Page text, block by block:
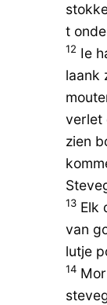
t
12 Ie
laank
verlet
zien
13Elk
van
lutje
14Mor